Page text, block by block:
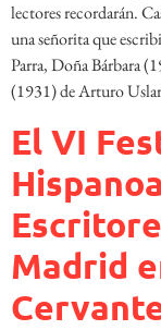
lectores recordarán.
una señorita que
Parra, Doña Bárbara
(1931) de Arturo
El VI
Madrid